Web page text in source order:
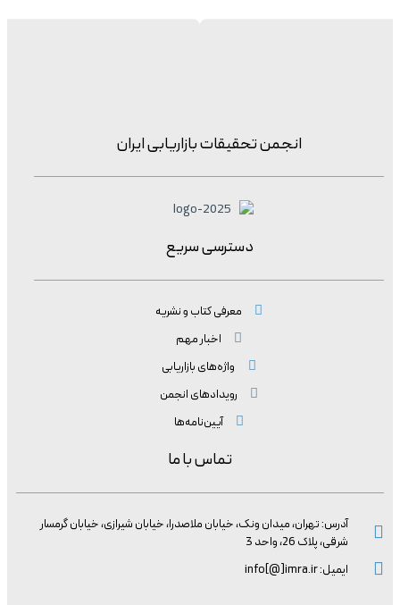
انجمن تحقیقات بازاریابی ایران
دسترسی سریع
معرفی کتاب و نشریه
اخبار مهم
واژه‌های بازاریابی
رویدادهای انجمن
آیین‌نامه‌ها
تماس با ما
آدرس: تهران، میدان ونک، خیابان ملاصدرا، خیابان شیرازی، خیابان گرمسار
شرقی، پلاک 26، واحد 3
ایمیل: info[@]imra.ir